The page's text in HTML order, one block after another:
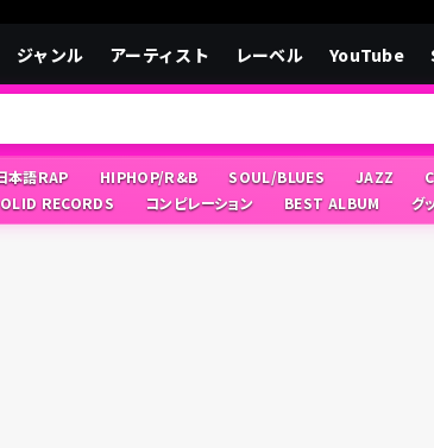
ジャンル アーティスト レーベル YouTube
本語RAP HIPHOP/R&B SOUL/BLUES JAZZ
RECORDS コンピレーション BEST ALBUM グ